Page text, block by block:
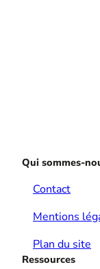
Qui sommes-
Contact
Mentions
Plan du site
Ressources